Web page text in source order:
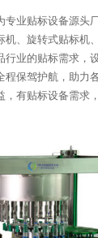
业贴标设备源头
机、旋转式贴标机
行业的贴标需求，
程保驾护航，助力
，有贴标设备需求